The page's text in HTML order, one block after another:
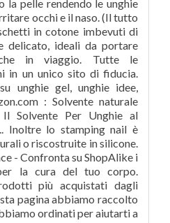
la pelle rendendo le unghie
occhi e il naso. (Il tutto
in cotone imbevuti di
delicato, ideali da portare
in viaggio. Tutte le
in un unico sito di fiducia.
unghie gel, unghie idee,
: Solvente naturale
Solvente Per Unghie al
Inoltre lo stamping nail è
o riscostruite in silicone.
- Confronta su ShopAlike i
la cura del tuo corpo.
più acquistati dagli
pagina abbiamo raccolto
ordinati per aiutarti a